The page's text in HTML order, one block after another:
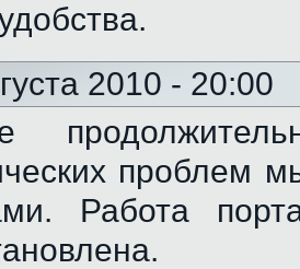
2010 - 20:00
проблем
Работа